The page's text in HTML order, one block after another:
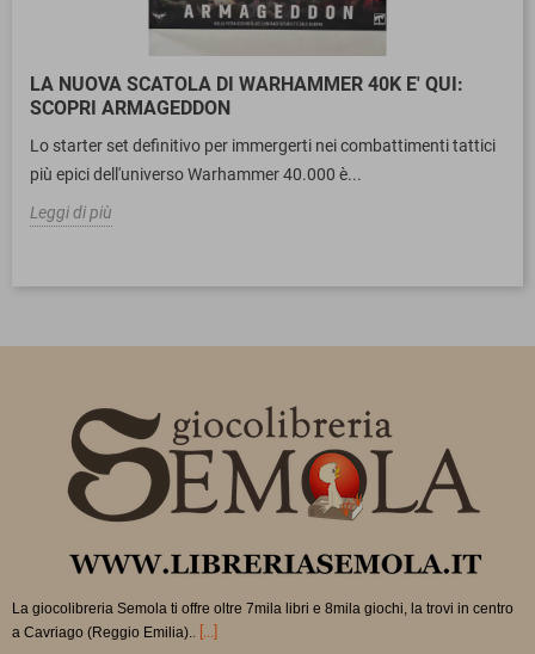
LA NUOVA SCATOLA DI WARHAMMER 40K E' QUI:
SCOPRI ARMAGEDDON
Lo starter set definitivo per immergerti nei combattimenti tattici
più epici dell'universo Warhammer 40.000 è...
Leggi di più
La giocolibreria Semola ti offre oltre 7mila libri e 8mila giochi, la trovi in centro
a Cavriago (Reggio Emilia). . [...]